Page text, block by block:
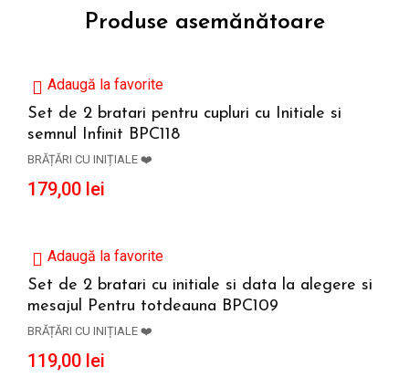
Produse asemănătoare
Adaugă la favorite
Set de 2 bratari pentru cupluri cu Initiale si
semnul Infinit BPC118
BRĂȚĂRI CU INIȚIALE ❤️
179,00 lei
Adaugă la favorite
Set de 2 bratari cu initiale si data la alegere si
mesajul Pentru totdeauna BPC109
BRĂȚĂRI CU INIȚIALE ❤️
119,00 lei